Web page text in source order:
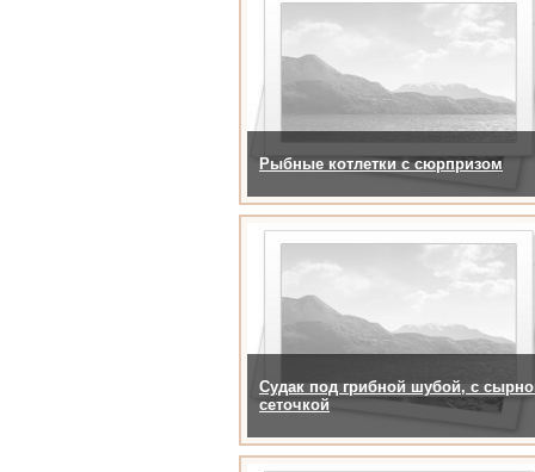
Рыбные котлетки с сюрпризом
Судак под грибной шубой, с
сеточкой